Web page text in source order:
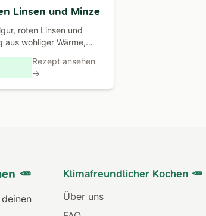
Linsen und Minze
roten Linsen und
aus wohliger Wärme,
Rezept ansehen
→
🥕 Klimafreundlicher Kochen 🥕
Über uns